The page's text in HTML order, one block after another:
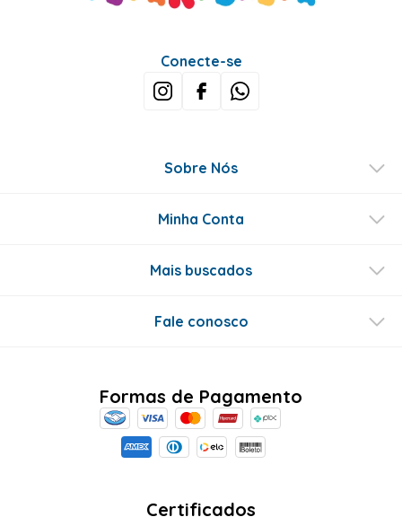
Conecte-se
Sobre Nós
Minha Conta
Mais buscados
Fale conosco
Formas de Pagamento
Certificados